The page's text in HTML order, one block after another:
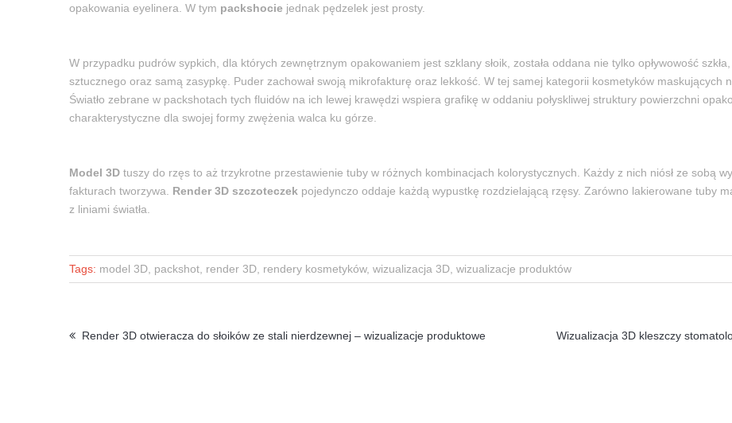
opakowania eyelinera. W tym packshocie jednak pędzelek jest prosty.
W przypadku pudrów sypkich, dla których zewnętrznym opakowaniem jest szklany słoik, została oddana nie tylko opływowość
sztucznego oraz samą zasypkę. Puder zachował swoją mikrofakturę oraz lekkość. W tej samej kategorii kosmetyków maskujących
Światło zebrane w packshotach tych fluidów na ich lewej krawędzi wspiera grafikę w oddaniu połyskliwej struktury powierzchni
charakterystyczne dla swojej formy zwężenia walca ku górze.
Model 3D tuszy do rzęs to aż trzykrotne przestawienie tuby w różnych kombinacjach kolorystycznych. Każdy z nich niósł ze sobą
fakturach tworzywa. Render 3D szczoteczek pojedynczo oddaje każdą wypustkę rozdzielającą rzęsy. Zarówno lakierowane tuby
z liniami światła.
Tags: model 3D, packshot, render 3D, rendery kosmetyków, wizualizacja 3D, wizualizacje produktów
Render 3D otwieracza do słoików ze stali nierdzewnej – wizualizacje produktowe Wizualizacja 3D kleszczy